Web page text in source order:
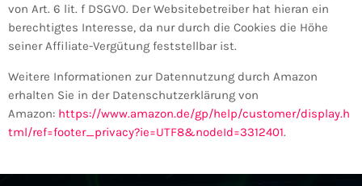
von Art. 6 lit. f DSGVO. Der Websitebetreiber hat hieran ein
berechtigtes Interesse, da nur durch die Cookies die Höhe
seiner Affiliate-Vergütung feststellbar ist.
Weitere Informationen zur Datennutzung durch Amazon
erhalten Sie in der Datenschutzerklärung von
Amazon: https://www.amazon.de/gp/help/customer/display.h
tml/ref=footer_privacy?ie=UTF8&nodeId=3312401.